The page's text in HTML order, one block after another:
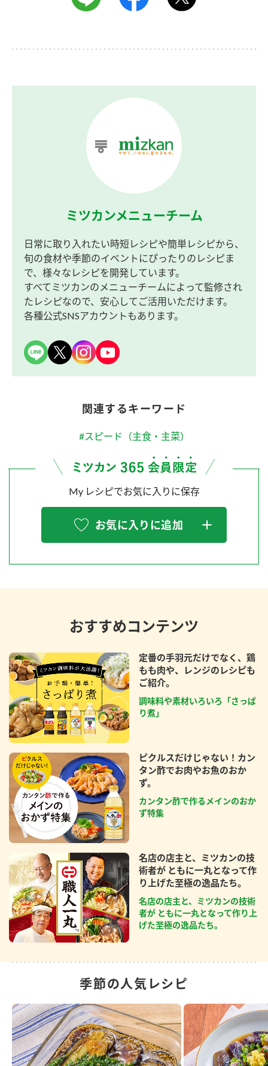
ミツカンメニューチーム
日常に取り入れたい時短レシピや簡単レシピから、
旬の食材や季節のイベントにぴったりのレシピま
で、様々なレシピを開発しています。
すべてミツカンのメニューチームによって監修され
たレシピなので、安心してご活用いただけます。
各種公式SNSアカウントもあります。
関連するキーワード
#スピード（主食・主菜）
My レシピでお気に入りに保存
お気に入りに追加
おすすめコンテンツ
定番の手羽元だけでなく、鶏
もも肉や、レンジのレシピも
ご紹介。
調味料や素材いろいろ「さっぱ
り煮」
ピクルスだけじゃない！カン
タン酢でお肉やお魚のおか
ず。
カンタン酢で作るメインのおか
ず特集
名店の店主と、ミツカンの技
術者が ともに一丸となって作
り上げた至極の逸品たち。
名店の店主と、ミツカンの技術
者が ともに一丸となって作り上
げた至極の逸品たち。
季節の人気レシピ